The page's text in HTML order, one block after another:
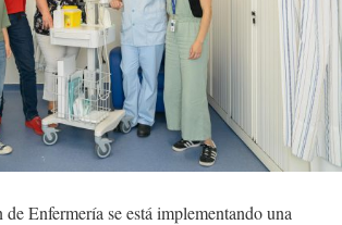
Enfermería se está implementando una